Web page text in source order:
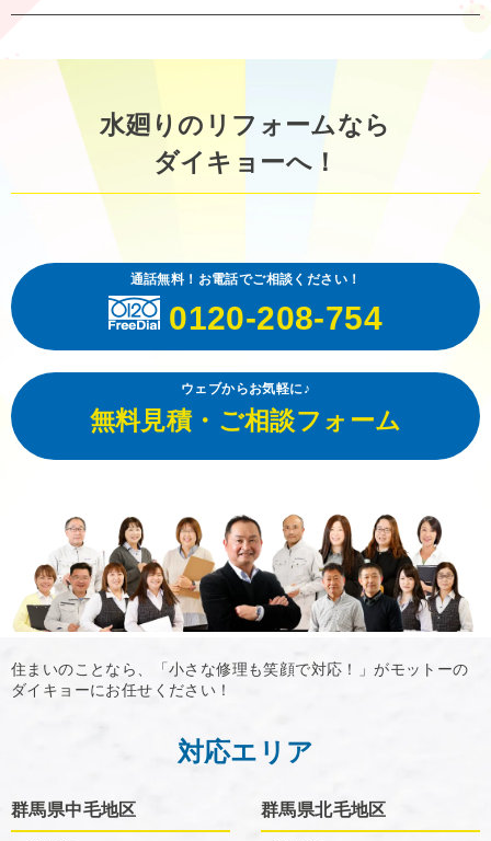
水廻りのリフォームなら
ダイキョーへ！
通話無料！お電話でご相談ください！
0120-208-754
ウェブからお気軽に♪
無料見積・ご相談フォーム
住まいのことなら、「小さな修理も笑顔で対応！」がモットーの
ダイキョーにお任せください！
対応エリア
群馬県中毛地区 群馬県北毛地区